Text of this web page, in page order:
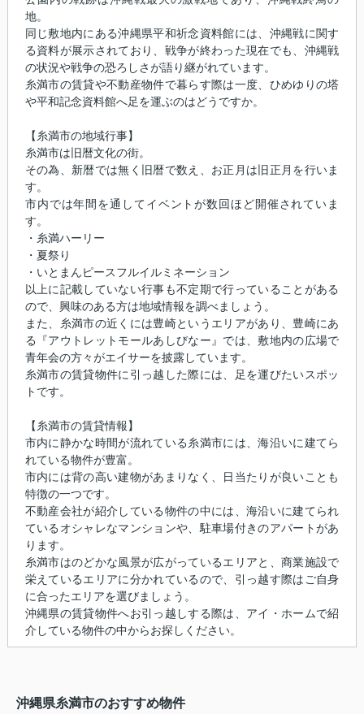
地。
同じ敷地内にある沖縄県平和祈念資料館には、沖縄戦に関す
る資料が展示されており、戦争が終わった現在でも、沖縄戦
の状況や戦争の恐ろしさが語り継がれています。
糸満市の賃貸や不動産物件で暮らす際は一度、ひめゆりの塔
や平和記念資料館へ足を運ぶのはどうですか。
【糸満市の地域行事】
糸満市は旧暦文化の街。
その為、新暦では無く旧暦で数え、お正月は旧正月を行いま
す。
市内では年間を通してイベントが数回ほど開催されていま
す。
・糸満ハーリー
・夏祭り
・いとまんピースフルイルミネーション
以上に記載していない行事も不定期で行っていることがある
ので、興味のある方は地域情報を調べましょう。
また、糸満市の近くには豊崎というエリアがあり、豊崎にあ
る『アウトレットモールあしびなー』では、敷地内の広場で
青年会の方々がエイサーを披露しています。
糸満市の賃貸物件に引っ越した際には、足を運びたいスポッ
トです。
【糸満市の賃貸情報】
市内に静かな時間が流れている糸満市には、海沿いに建てら
れている物件が豊富。
市内には背の高い建物があまりなく、日当たりが良いことも
特徴の一つです。
不動産会社が紹介している物件の中には、海沿いに建てられ
ているオシャレなマンションや、駐車場付きのアパートがあ
ります。
糸満市はのどかな風景が広がっているエリアと、商業施設で
栄えているエリアに分かれているので、引っ越す際はご自身
に合ったエリアを選びましょう。
沖縄県の賃貸物件へお引っ越しする際は、アイ・ホームで紹
介している物件の中からお探しください。
沖縄県糸満市のおすすめ物件